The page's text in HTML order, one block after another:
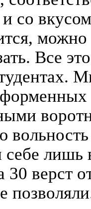
и со
Все
себе лишь
30 верст